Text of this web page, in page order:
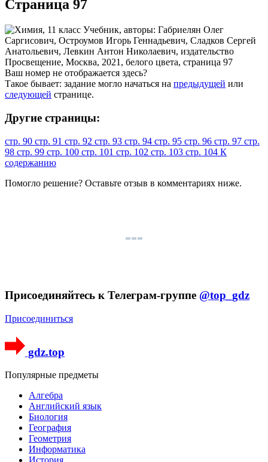
Cтраница 97
Ваш номер не отображается здесь?
Такое бывает: задание могло начаться на предыдущей или
следующей странице.
Другие страницы:
стр. 90 стр. 91 стр. 92 стр. 93 стр. 94 стр. 95 стр. 96 стр. 97 стр.
98 стр. 99 стр. 100 стр. 101 стр. 102 стр. 103 стр. 104 К
содержанию
Помогло решение? Оставьте отзыв в комментариях ниже.
Присоединяйтесь к Телеграм-группе @top_gdz
Присоединиться
gdz.top
Популярные предметы
Алгебра
Английский язык
Биология
География
Геометрия
Информатика